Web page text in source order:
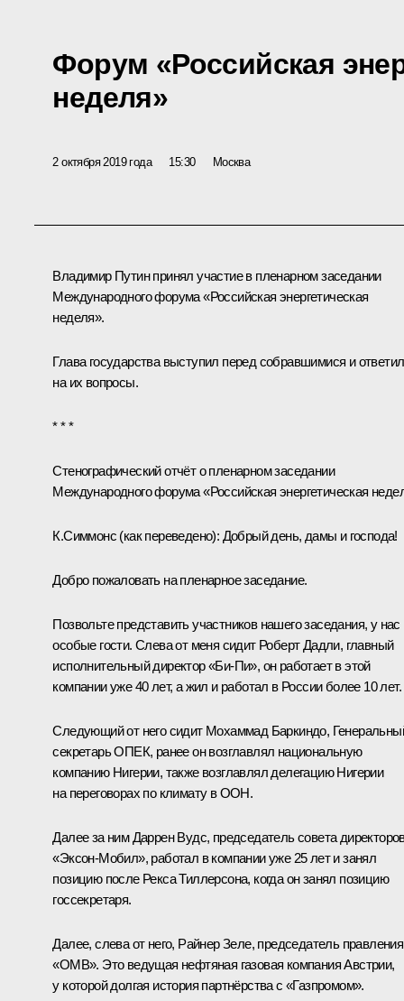
Форум «Российская
неделя»
2 октября 2019 года 15:30 Москва
Владимир Путин принял участие в пленарном заседании
Международного форума «Российская энергетическая
неделя».
Глава государства выступил перед собравшимися и ответил
на их вопросы.
* * *
Стенографический отчёт о пленарном заседании
Международного форума «Российская энергетическая
К.Симмонс (как переведено): Добрый день, дамы и господа!
Добро пожаловать на пленарное заседание.
Позвольте представить участников нашего заседания, у нас
особые гости. Слева от меня сидит Роберт Дадли, главный
исполнительный директор «Би-Пи», он работает в этой
компании уже 40 лет, а жил и работал в России более 10 лет.
Следующий от него сидит Мохаммад Баркиндо,
секретарь ОПЕК, ранее он возглавлял национальную
компанию Нигерии, также возглавлял делегацию Нигерии
на переговорах по климату в ООН.
Далее за ним Даррен Вудс, председатель совета
«Эксон-Мобил», работал в компании уже 25 лет и занял
позицию после Рекса Тиллерсона, когда он занял позицию
госсекретаря.
Далее, слева от него, Райнер Зеле, председатель правления
«ОМВ». Это ведущая нефтяная газовая компания Австрии,
у которой долгая история партнёрства с «Газпромом».